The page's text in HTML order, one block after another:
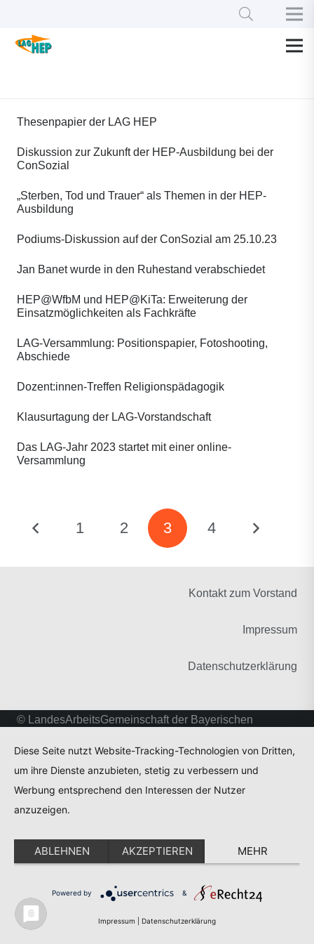
Thesenpapier der LAG HEP
Diskussion zur Zukunft der HEP-Ausbildung bei der
ConSozial
„Sterben, Tod und Trauer“ als Themen in der HEP-
Ausbildung
Podiums-Diskussion auf der ConSozial am 25.10.23
Jan Banet wurde in den Ruhestand verabschiedet
HEP@WfbM und HEP@KiTa: Erweiterung der
Einsatzmöglichkeiten als Fachkräfte
LAG-Versammlung: Positionspapier, Fotoshooting,
Abschiede
Dozent:innen-Treffen Religionspädagogik
Klausurtagung der LAG-Vorstandschaft
Das LAG-Jahr 2023 startet mit einer online-
Versammlung
1 2 3 4
Kontakt zum Vorstand
Impressum
Datenschutzerklärung
© LandesArbeitsGemeinschaft der Bayerischen
Heilerziehungspflegehilfe
Diese Seite nutzt Website-Tracking-Technologien von Dritten,
um ihre Dienste anzubieten, stetig zu verbessern und
Werbung entsprechend den Interessen der Nutzer
anzuzeigen.
ABLEHNEN AKZEPTIEREN MEHR
Powered by &
Impressum Datenschutzerklärung